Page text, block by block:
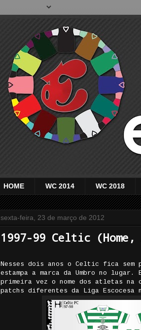
HOME WC 2014 WC 2018
sexta-feira, 23 de março de 2012
1997-99 Celtic
Nesses dois anos o Celtic fica sem
estampa a marca da Umbro no
primeira vez o nome dos atletas na
patchs diferentes da Liga Escocesa